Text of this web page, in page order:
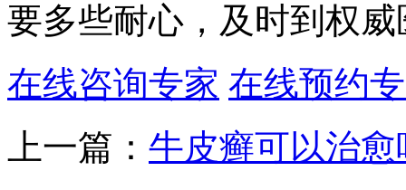
要多些耐心，及时到权
在线咨询专家 在线预约
上一篇： 牛皮癣可以治愈